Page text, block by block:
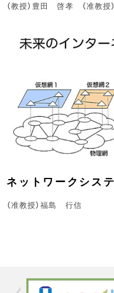
（教授）豊田 啓孝 （准教授
ネットワークシス
（准教授）福島 行信